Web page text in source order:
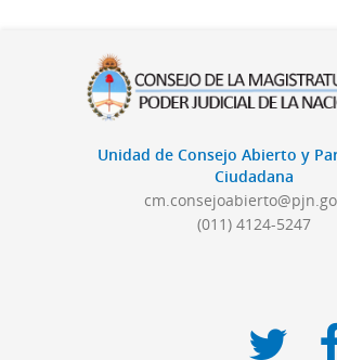
Unidad de Consejo Abierto y
Ciudadana
(011) 4124-5247